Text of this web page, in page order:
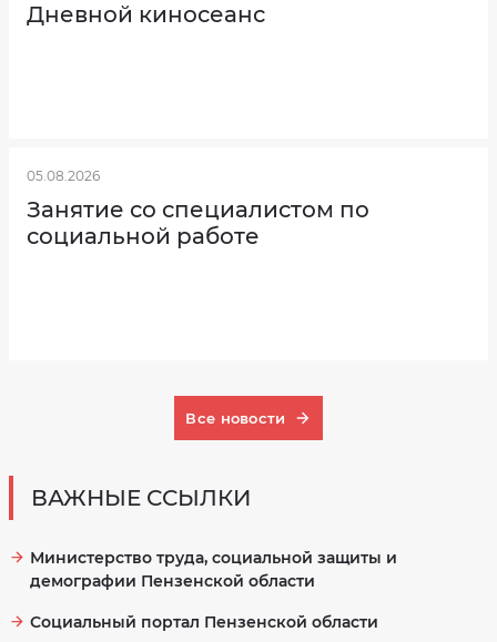
Дневной киносеанс
05.08.2026
Занятие со специалистом по
социальной работе
Все новости
ВАЖНЫЕ ССЫЛКИ
Министерство труда, социальной защиты и
демографии Пензенской области
Социальный портал Пензенской области